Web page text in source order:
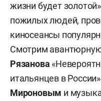
жизни будет
пожилых людей,
киносеансы
Смотрим
Рязанова
итальянцев в
Мироновым и